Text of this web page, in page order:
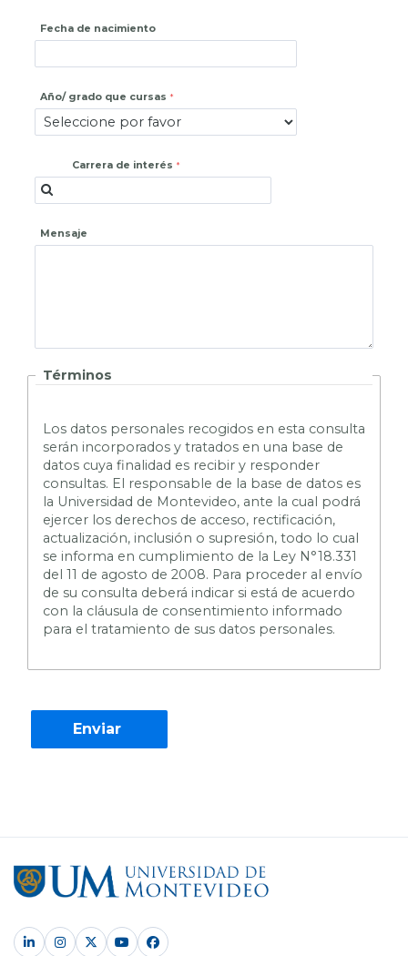
Fecha de nacimiento
Año/ grado que cursas
Carrera de interés
Mensaje
Términos
Los datos personales recogidos en esta consulta
serán incorporados y tratados en una base de
datos cuya finalidad es recibir y responder
consultas. El responsable de la base de datos es
la Universidad de Montevideo, ante la cual podrá
ejercer los derechos de acceso, rectificación,
actualización, inclusión o supresión, todo lo cual
se informa en cumplimiento de la Ley N°18.331
del 11 de agosto de 2008. Para proceder al envío
de su consulta deberá indicar si está de acuerdo
con la cláusula de consentimiento informado
para el tratamiento de sus datos personales.